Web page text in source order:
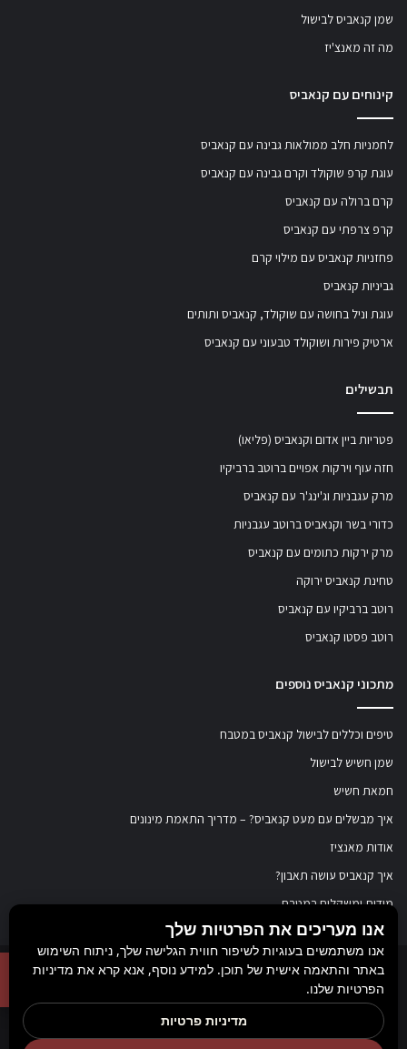
שמן קנאביס לבישול
מה זה מאנצ'יז
קינוחים עם קנאביס
לחמניות חלב ממולאות גבינה עם קנאביס
עוגת קרפ שוקולד וקרם גבינה עם קנאביס
קרם ברולה עם קנאביס
קרפ צרפתי עם קנאביס
פחזניות קנאביס עם מילוי קרם
גביניות קנאביס
עוגת וניל בחושה עם שוקולד, קנאביס ותותים
ארטיק פירות ושוקולד טבעוני עם קנאביס
תבשילים
פטריות ביין אדום וקנאביס (פליאו)
חזה עוף וירקות אפויים ברוטב ברביקיו
מרק עגבניות וג'ינג'ר עם קנאביס
כדורי בשר וקנאביס ברוטב עגבניות
מרק ירקות כתומים עם קנאביס
טחינת קנאביס ירוקה
רוטב ברביקיו עם קנאביס
רוטב פסטו קנאביס
מתכוני קנאביס נוספים
טיפים וכללים לבישול קנאביס במטבח
שמן חשיש לבישול
חמאת חשיש
איך מבשלים עם מעט קנאביס? – מדריך התאמת מינונים
אודות מאנציז
איך קנאביס עושה תאבון?
מידות ומשקלים במטבח
© כל הזכויות שמורות למאנציז
, 2017-2026. אין במידע באתר זה תחליף להוועצות עם
רופא או רוקח בטרם רכישת תכשיר והתחלת הטיפול בו. יש לעיין בעלון לצרכן לפני
השימוש בתכשיר. מומלץ להתייעץ עם הרוקח בכל הנוגע למטרות ואופן השימוש,
אנו מעריכים את הפרטיות שלך
אנו משתמשים בעוגיות לשיפור חווית הגלישה שלך, ניתוח השימוש
באתר והתאמה אישית של תוכן. למידע נוסף, אנא קרא את מדיניות
הפרטיות שלנו.
מדיניות פרטיות